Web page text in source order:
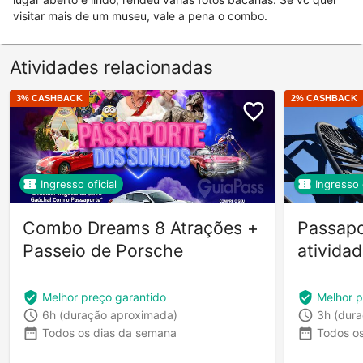
visitar mais de um museu, vale a pena o combo.
Atividades relacionadas
3% CASHBACK
Ingresso oficial
Combo Dreams 8 Atrações +
Passeio de Porsche
Melhor preço garantido
6h (duração aproximada)
Todos os dias da semana
2% CASHBACK
Ingresso
Melhor
3h
Todos